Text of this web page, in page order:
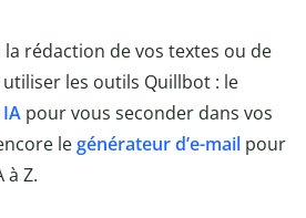
rédaction de vos textes ou de
les outils Quillbot : le
pour vous seconder dans vos
legénérateur d’e-mail pour
à Z.